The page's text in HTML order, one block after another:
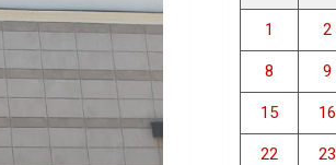
1 2
8 9
15 16
22 23